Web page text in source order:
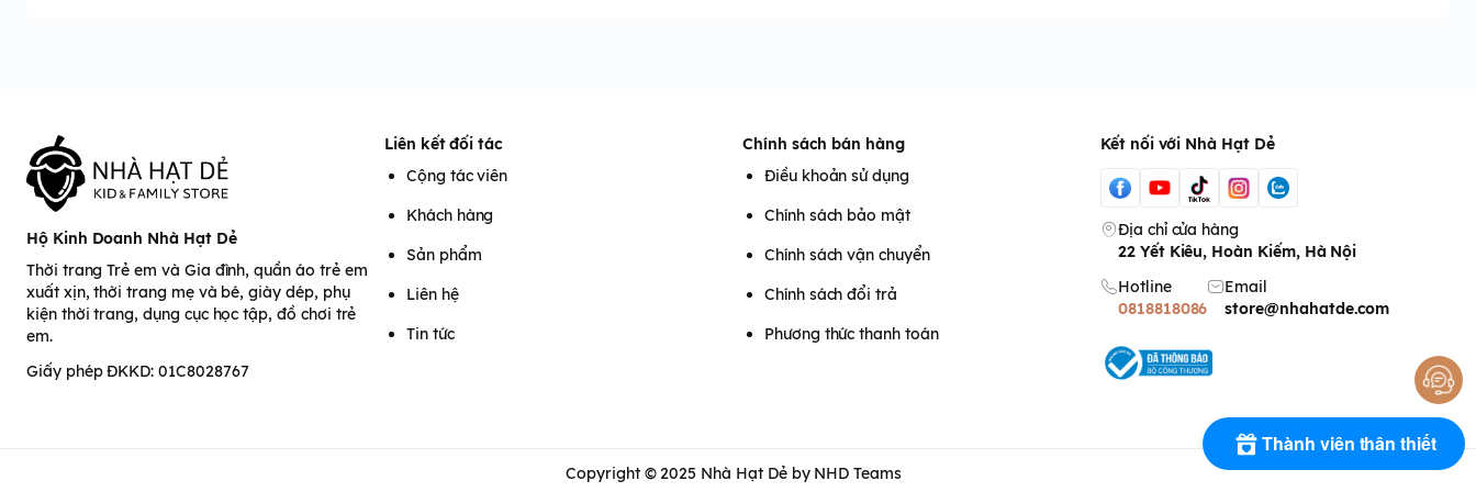
Hộ Kinh Doanh Nhà Hạt Dẻ
Thời trang Trẻ em và Gia đình, quần áo trẻ em
xuất xịn, thời trang mẹ và bé, giày dép, phụ
kiện thời trang, dụng cục học tập, đồ chơi trẻ
em.
Giấy phép ĐKKD: 01C8028767
Liên kết đối tác
Cộng tác viên
Khách hàng
Sản phẩm
Liên hệ
Tin tức
Chính sách bán hàng
Điều khoản sử dụng
Chính sách bảo mật
Chính sách vận chuyển
Chính sách đổi trả
Phương thức thanh toán
Kết nối với Nhà Hạt Dẻ
Địa chỉ cửa hàng
22 Yết Kiêu, Hoàn Kiếm, Hà Nội
Hotline
0818818086
Email
store@nhahatde.com
Copyright © 2025 Nhà Hạt Dẻ by NHD Teams
Thành viên thân thiết